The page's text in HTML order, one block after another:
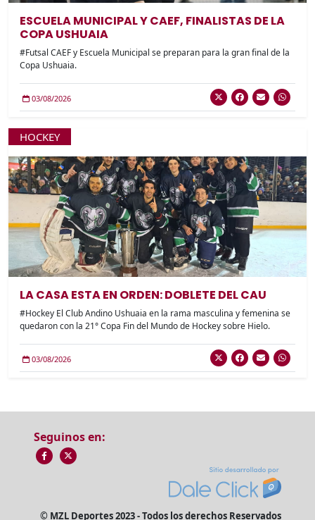
ESCUELA MUNICIPAL Y CAEF, FINALISTAS DE LA
COPA USHUAIA
#Futsal CAEF y Escuela Municipal se preparan para la gran final de la
Copa Ushuaia.
03/08/2026
HOCKEY
LA CASA ESTA EN ORDEN: DOBLETE DEL CAU
#Hockey El Club Andino Ushuaia en la rama masculina y femenina se
quedaron con la 21° Copa Fin del Mundo de Hockey sobre Hielo.
03/08/2026
Seguinos en:
© MZL Deportes 2023 - Todos los derechos Reservados